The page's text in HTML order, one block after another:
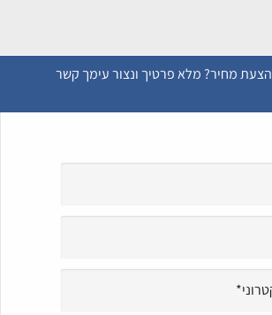
הצעת מחיר? מלא פרטיך ונצור עימך קשר